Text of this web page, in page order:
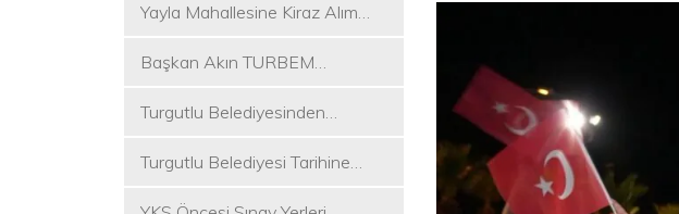
Yayla Mahallesine Kiraz Alım
Başkan Akın TURBEM
Turgutlu Belediyesinden
Mesai
Turgutlu Belediyesi Tarihine